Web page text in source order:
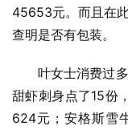
45653元。而且在
查明是否有包装。
叶女士消费过
甜虾刺身点了15份
624元；安格斯雪